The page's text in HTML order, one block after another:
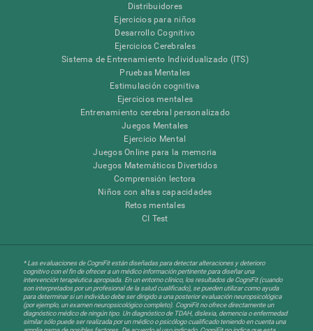
Distribuidores
Ejercicios para niños
Desarrollo Cognitivo
Ejercicios Cerebrales
Sistema de Entrenamiento Individualizado (ITS)
Pruebas Mentales
Estimulación cognitiva
Ejercicios mentales
Entrenamiento cerebral personalizado
Juegos Mentales
Ejercicio Mental
Juegos Online para la memoria
Juegos Matemáticos Divertidos
Comprensión lectora
Niños con altas capacidades
Retos mentales
CI Test
* Las evaluaciones de CogniFit están diseñadas para detectar alteraciones y deterioro
cognitivo con el fin de ofrecer a un médico información pertinente para diseñar una
intervención terapéutica apropiada. En un entorno clínico, los resultados de CogniFit (cuando
son interpretados por un profesional de la salud cualificado), se pueden utilizar como ayuda
para determinar si un individuo debe ser dirigido a una posterior evaluación neuropsicológica
(por ejemplo, un examen neuropsicológico completo). CogniFit no ofrece directamente un
diagnóstico médico de ningún tipo. Un diagnóstico de TDAH, dislexia, demencia o enfermedad
similar sólo puede ser realizada por un médico o psicólogo cualificado teniendo en cuenta una